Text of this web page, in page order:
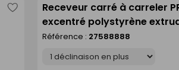
Enregistrer
comme
Receveur carré à carreler
excentré polystyrène
haut.4cm larg.120cm
Référence : 27588888